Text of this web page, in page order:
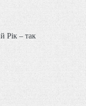
Рік – так